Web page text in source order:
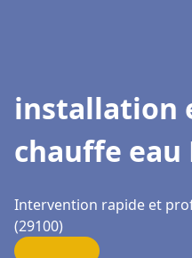
installation
chauffe eau
Intervention rapide et
(29100)